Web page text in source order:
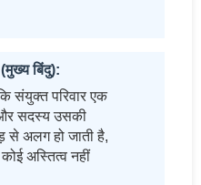
(मुख्य बिंदु):
संयुक्त परिवार एक
सदस्य उसकी
से अलग हो जाती है,
अस्तित्व नहीं